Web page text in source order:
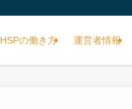
HSPの働き方 運営者情報